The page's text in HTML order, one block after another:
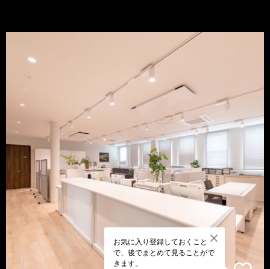
お気に入り登録しておくこと
で、後でまとめて見ることがで
きます。